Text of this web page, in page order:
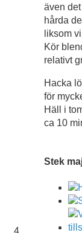
även
hårda
liksom
Kör
relativt
Hacka
för
Häll i
ca 10
4
Stek